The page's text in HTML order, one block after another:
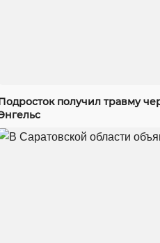
получил травму